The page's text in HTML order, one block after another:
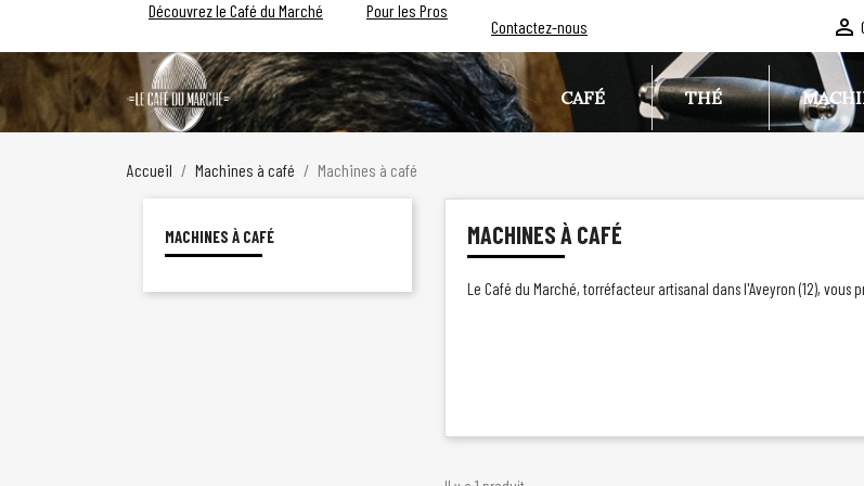
Découvrez le Café du Marché Pour les Pros
Contactez-nous 
CAFÉ THÉ
Accueil Machines à café Machines à café
MACHINES À CAFÉ MACHINES À CAFÉ
Le Café du Marché, torréfacteur artisanal dans l'Aveyron (12), vous